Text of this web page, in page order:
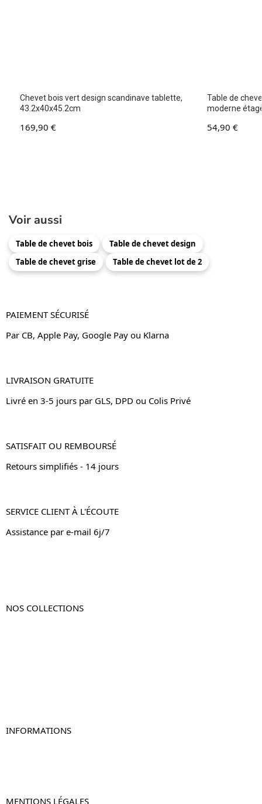
Chevet bois vert design scandinave tablette,
43.2x40x45.2cm
169,90 €
Table de
moderne
54,90 €
Voir aussi
Table de chevet bois
Table de chevet design
Table de chevet grise
Table de chevet lot de 2
PAIEMENT SÉCURISÉ
Par CB, Apple Pay, Google Pay ou Klarna
LIVRAISON GRATUITE
Livré en 3-5 jours par GLS, DPD ou Colis Privé
SATISFAIT OU REMBOURSÉ
Retours simplifiés - 14 jours
SERVICE CLIENT À L'ÉCOUTE
Assistance par e-mail 6j/7
NOS COLLECTIONS
INFORMATIONS
MENTIONS LÉGALES